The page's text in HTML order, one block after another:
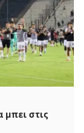
στις